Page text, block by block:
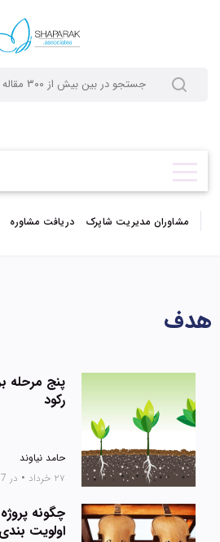
مشاوران مدیریت شاپرک دریافت مشاوره
هدف
پنج مرحله
رکود
حامد نیاوند
۲۷ خرداد
• در 7 دقیقه بخوانید
چگونه
اولویت